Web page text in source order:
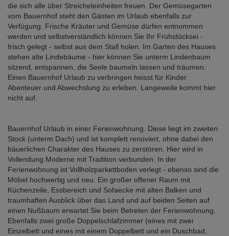
die sich alle über Streicheleinheiten freuen. Der Gemüsegarten
vom Bauernhof steht den Gästen im Urlaub ebenfalls zur
Verfügung. Frische Kräuter und Gemüse dürfen entnommen
werden und selbstverständlich können Sie Ihr Frühstücksei -
frisch gelegt - selbst aus dem Stall holen. Im Garten des Hauses
stehen alte Lindebäume - hier können Sie unterm Lindenbaum
sitzend, entspannen, die Seele baumeln lassen und träumen.
Einen Bauernhof Urlaub zu verbringen heisst für Kinder
Abenteuer und Abwechslung zu erleben. Langeweile kommt hier
nicht auf.
Bauernhof Urlaub in einer Ferienwohnung. Diese liegt im zweiten
Stock (unterm Dach) und ist komplett renoviert, ohne dabei den
bäuerlichen Charakter des Hauses zu zerstören. Hier wird in
Vollendung Moderne mit Tradition verbunden. In der
Ferienwohnung ist Vollholzparkettboden verlegt - ebenso sind die
Möbel hochwertig und neu. Ein großer offener Raum mit
Küchenzeile, Essbereich und Sofaecke mit alten Balken und
traumhaften Ausblick über das Land und auf beiden Seiten auf
einen Nußbaum erwartet Sie beim Betreten der Ferienwohnung.
Ebenfalls zwei große Doppelschlafzimmer (eines mit zwei
Einzelbett und eines mit einem Doppelbett und ein Duschbad,